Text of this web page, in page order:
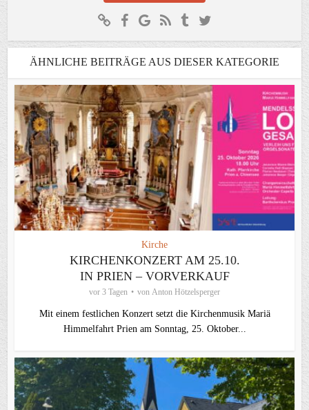
ÄHNLICHE BEITRÄGE AUS DIESER KATEGORIE
Kirche
KIRCHENKONZERT AM 25.10.
IN PRIEN – VORVERKAUF
vor 3 Tagen von Anton Hötzelsperger
Mit einem festlichen Konzert setzt die Kirchenmusik Mariä
Himmelfahrt Prien am Sonntag, 25. Oktober...